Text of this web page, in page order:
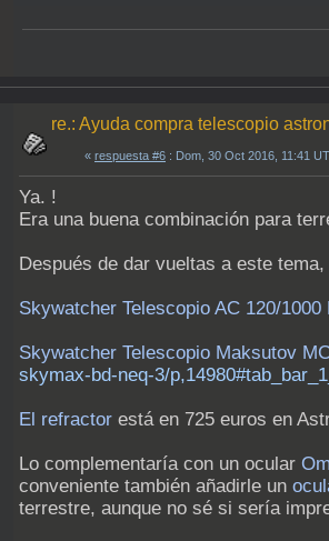
re.: Ayuda compra telescopio
« respuesta #6 : Dom, 30 Oct 2016, 11:41
Ya. !
Era una buena combinación para
Después de dar vueltas a este
Skywatcher Telescopio AC 120/
Skywatcher Telescopio Maksutov
skymax-bd-neq-3/
El refractor está en 725 euros en
Lo complementaría con un ocular
conveniente también añadirle un
terrestre, aunque no sé si sería